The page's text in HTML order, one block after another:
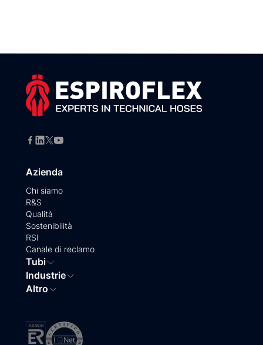
Azienda
Chi siamo
R&S
Qualità
Sostenibilità
RSI
Canale di reclamo
Tubi
Industrie
Altro